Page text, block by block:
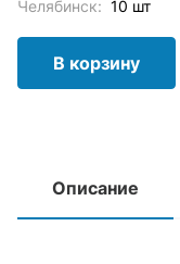
Челябинск: 10 шт
В корзину
Описание